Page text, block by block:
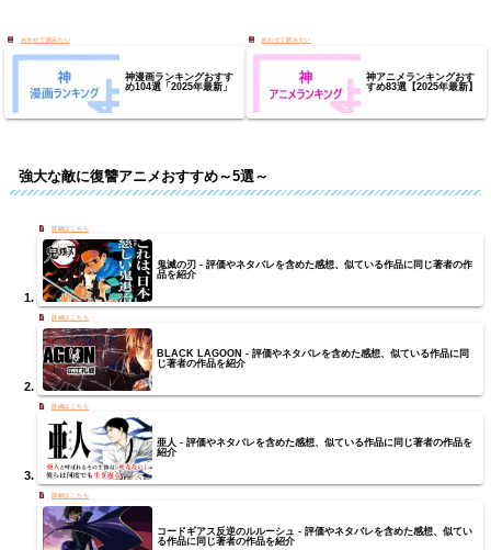
神漫画ランキングおすす
め104選「2025年最新」
神アニメランキングおす
すめ83選【2025年最新】
強大な敵に復讐アニメおすすめ～5選～
鬼滅の刃 - 評価やネタバレを含めた感想、似ている作品に同じ著者の作
品を紹介
BLACK LAGOON - 評価やネタバレを含めた感想、似ている作品に同
じ著者の作品を紹介
亜人 - 評価やネタバレを含めた感想、似ている作品に同じ著者の作品を
紹介
コードギアス反逆のルルーシュ - 評価やネタバレを含めた感想、似てい
る作品に同じ著者の作品を紹介